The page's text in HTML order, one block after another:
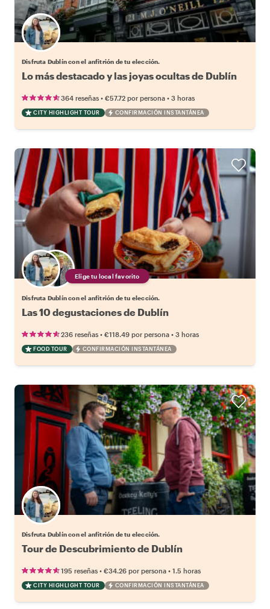
Elige tu local favorito
Disfruta Dublín con el anfitrión de tu elección.
Lo más destacado y las joyas ocultas de Dublín
364 reseñas • €57.72 por persona • 3 horas
CITY HIGHLIGHT TOUR CONFIRMACIÓN INSTANTÁNEA
Elige tu local favorito
Disfruta Dublín con el anfitrión de tu elección.
Las 10 degustaciones de Dublín
236 reseñas • €118.49 por persona • 3 horas
FOOD TOUR CONFIRMACIÓN INSTANTÁNEA
Elige tu local favorito
Disfruta Dublín con el anfitrión de tu elección.
Tour de Descubrimiento de Dublín
195 reseñas • €34.26 por persona • 1.5 horas
CITY HIGHLIGHT TOUR CONFIRMACIÓN INSTANTÁNEA